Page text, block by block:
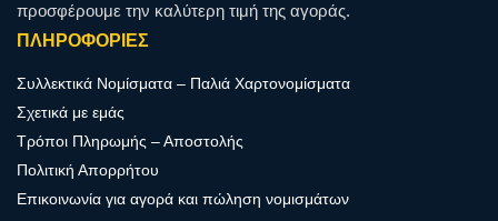
προσφέρουμε την καλύτερη τιμή της αγοράς.
ΠΛΗΡΟΦΟΡΙΕΣ
Συλλεκτικά Νομίσματα – Παλιά Χαρτονομίσματα
Σχετικά με εμάς
Τρόποι Πληρωμής – Αποστολής
Πολιτική Απορρήτου
Επικοινωνία για αγορά και πώληση νομισμάτων